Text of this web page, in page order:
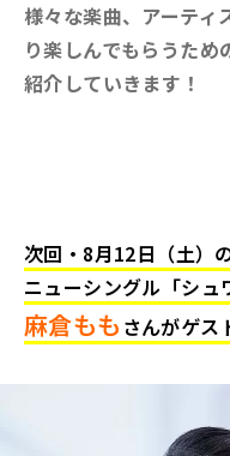
様々な楽曲、アーティ
り楽しんでもらうため
紹介していきます！
次回・8月12日（土）
ニューシングル「シュ
麻倉もも さんがゲス